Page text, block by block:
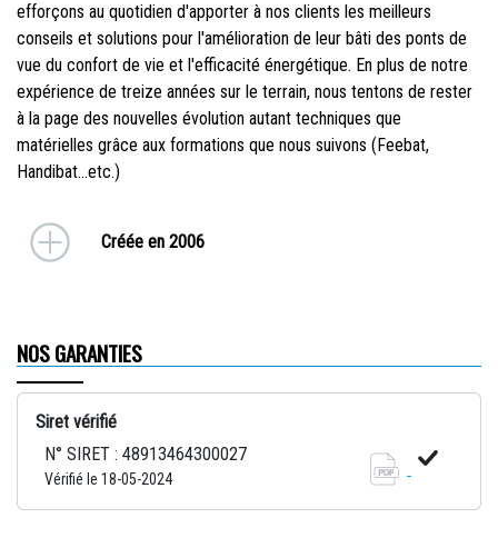
efforçons au quotidien d'apporter à nos clients les meilleurs
conseils et solutions pour l'amélioration de leur bâti des ponts de
vue du confort de vie et l'efficacité énergétique. En plus de notre
expérience de treize années sur le terrain, nous tentons de rester
à la page des nouvelles évolution autant techniques que
matérielles grâce aux formations que nous suivons (Feebat,
Handibat...etc.)
Créée en 2006
NOS GARANTIES
Siret vérifié
N° SIRET : 48913464300027
Vérifié le 18-05-2024